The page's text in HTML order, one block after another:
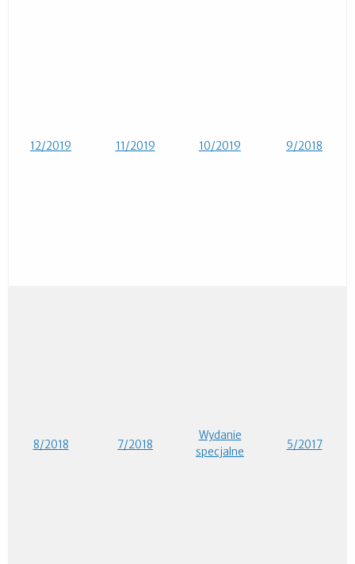
12/2019 11/2019 10/2019 9/2018
8/2018 7/2018
Wydanie
specjalne
5/2017